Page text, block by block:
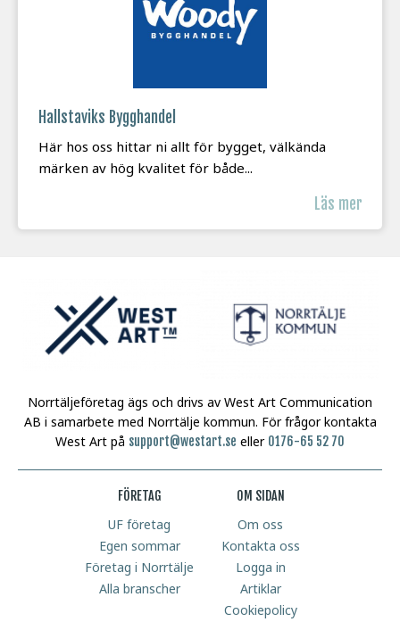
Hallstaviks Bygghandel
Här hos oss hittar ni allt för bygget, välkända
märken av hög kvalitet för både...
Läs mer
Norrtäljeföretag ägs och drivs av West Art Communication
AB i samarbete med Norrtälje kommun. För frågor kontakta
West Art på support@westart.se eller 0176-65 52 70
FÖRETAG
UF företag
Egen sommar
Företag i Norrtälje
Alla branscher
OM SIDAN
Om oss
Kontakta oss
Logga in
Artiklar
Cookiepolicy